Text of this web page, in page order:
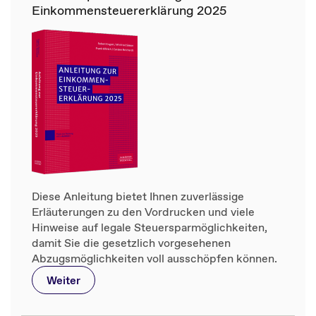
Einkommensteuererklärung 2025
Diese Anleitung bietet Ihnen zuverlässige
Erläuterungen zu den Vordrucken und viele
Hinweise auf legale Steuersparmöglichkeiten,
damit Sie die gesetzlich vorgesehenen
Abzugsmöglichkeiten voll ausschöpfen können.
Weiter